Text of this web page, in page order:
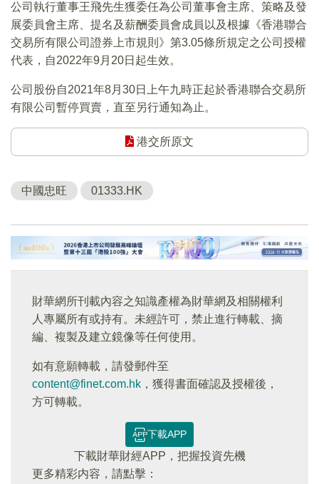
公司執行董事王飛先生獲委任為公司董事會主席、策略及發
展委員會主席、提名及薪酬委員會成員以及根據《香港聯合
交易所有限公司證券上市規則》第3.05條所規定之公司授權
代表，自2022年9月20日起生效。
公司股份自2021年8月30日上午九時正起於香港聯合交易所
有限公司暫停買賣，直至另行通知為止。
港交所原文
中國忠旺 01333.HK
財華網所刊載內容之知識產權為財華網及相關權利
人專屬所有或持有。未經許可，禁止進行轉載、摘
編、複製及建立鏡像等任何使用。
如有意願轉載，請發郵件至
content@finet.com.hk ，獲得書面確認及授權後，
方可轉載。
下載APP
下載財華財經APP，把握投資先機
更多精彩内容，請點擊：